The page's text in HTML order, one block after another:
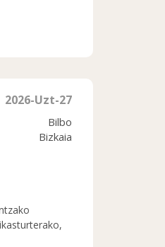
2026-Uzt-27
Bilbo
Bizkaia